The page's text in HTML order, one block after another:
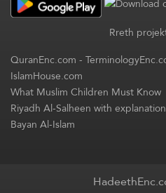
Rreth
QuranEnc.com-
IslamHouse.com
What Muslim Children Must Know
Riyadh Al-Salheen with
Bayan Al-Islam